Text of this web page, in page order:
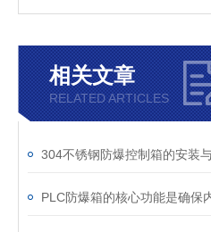
相关文章
RELATED ARTICLES